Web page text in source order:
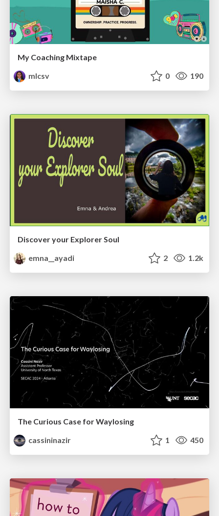
My Coaching Mixtape
mlcsv
0 190
Discover your Explorer Soul
emna__ayadi
2 1.2k
The Curious Case for Waylosing
cassininazir
1 450